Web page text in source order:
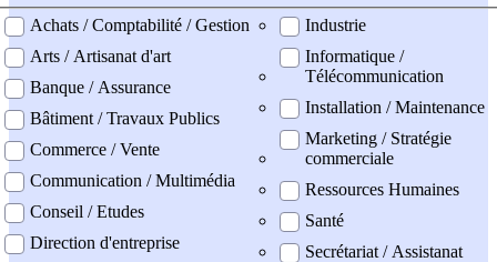
professionel
Achats / Comptabilité / Gestion
Arts / Artisanat d'art
Banque / Assurance
Bâtiment / Travaux Publics
Commerce / Vente
Communication / Multimédia
Conseil / Etudes
Direction d'entreprise
Industrie
Informatique /
Télécommunication
Installation / Maintenance
Marketing / Stratégie
commerciale
Ressources Humaines
Santé
Secrétariat / Assistanat